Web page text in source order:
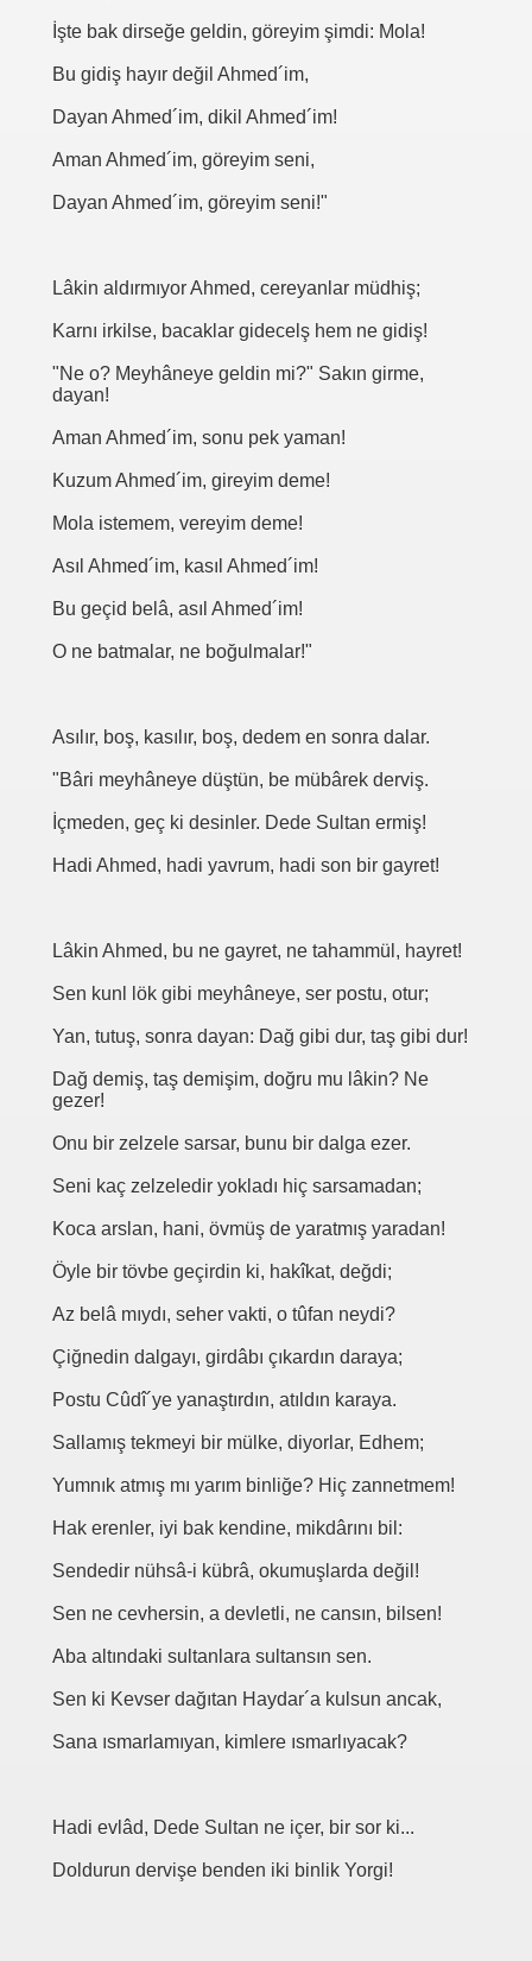
İşte bak dirseğe geldin, göreyim şimdi: Mola!
Bu gidiş hayır değil Ahmed´im,
Dayan Ahmed´im, dikil Ahmed´im!
Aman Ahmed´im, göreyim seni,
Dayan Ahmed´im, göreyim seni!"
Lâkin aldırmıyor Ahmed, cereyanlar müdhiş;
Karnı irkilse, bacaklar gidecelş hem ne gidiş!
"Ne o? Meyhâneye geldin mi?" Sakın girme,
dayan!
Aman Ahmed´im, sonu pek yaman!
Kuzum Ahmed´im, gireyim deme!
Mola istemem, vereyim deme!
Asıl Ahmed´im, kasıl Ahmed´im!
Bu geçid belâ, asıl Ahmed´im!
O ne batmalar, ne boğulmalar!"
Asılır, boş, kasılır, boş, dedem en sonra dalar.
"Bâri meyhâneye düştün, be mübârek derviş.
İçmeden, geç ki desinler. Dede Sultan ermiş!
Hadi Ahmed, hadi yavrum, hadi son bir gayret!
Lâkin Ahmed, bu ne gayret, ne tahammül, hayret!
Sen kunl lök gibi meyhâneye, ser postu, otur;
Yan, tutuş, sonra dayan: Dağ gibi dur, taş gibi dur!
Dağ demiş, taş demişim, doğru mu lâkin? Ne
gezer!
Onu bir zelzele sarsar, bunu bir dalga ezer.
Seni kaç zelzeledir yokladı hiç sarsamadan;
Koca arslan, hani, övmüş de yaratmış yaradan!
Öyle bir tövbe geçirdin ki, hakîkat, değdi;
Az belâ mıydı, seher vakti, o tûfan neydi?
Çiğnedin dalgayı, girdâbı çıkardın daraya;
Postu Cûdî´ye yanaştırdın, atıldın karaya.
Sallamış tekmeyi bir mülke, diyorlar, Edhem;
Yumnık atmış mı yarım binliğe? Hiç zannetmem!
Hak erenler, iyi bak kendine, mikdârını bil:
Sendedir nühsâ-i kübrâ, okumuşlarda değil!
Sen ne cevhersin, a devletli, ne cansın, bilsen!
Aba altındaki sultanlara sultansın sen.
Sen ki Kevser dağıtan Haydar´a kulsun ancak,
Sana ısmarlamıyan, kimlere ısmarlıyacak?
Hadi evlâd, Dede Sultan ne içer, bir sor ki...
Doldurun dervişe benden iki binlik Yorgi!